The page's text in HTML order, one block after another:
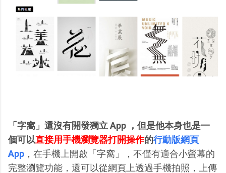
「字窩」還沒有開發獨立 App ，但是他本身也是一
個可以直接用手機瀏覽器打開操作的行動版網頁
App ，在手機上開啟「字窩」，不僅有適合小螢幕的
完整瀏覽功能，還可以從網頁上透過手機拍照，上傳